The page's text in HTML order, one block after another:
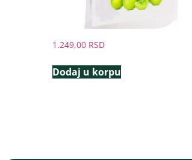
1.249,00 RSD
Dodaj u korpu